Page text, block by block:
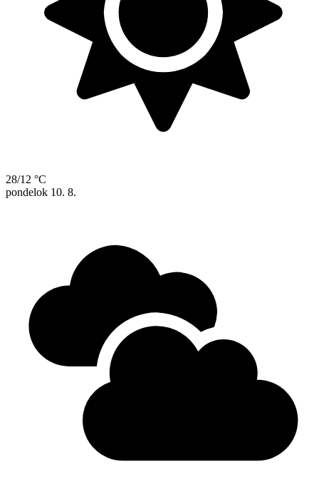
28/12 °C
pondelok 10. 8.